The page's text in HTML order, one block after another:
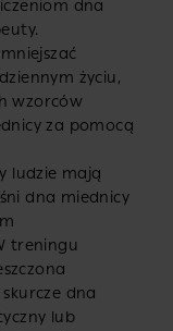
dna
życiu,
wzorców
za pomocą
ludzie mają
dna miednicy
treningu
dna
lub